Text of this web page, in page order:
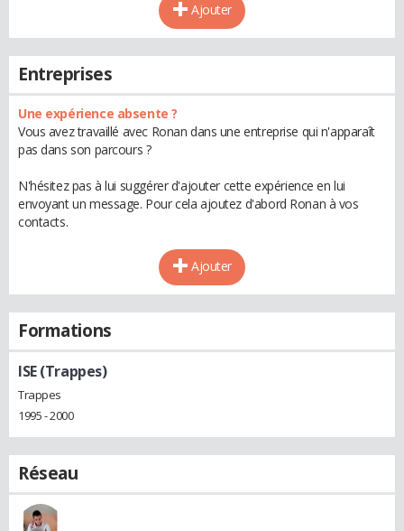
Ajouter
Entreprises
Une expérience absente ?
Vous avez travaillé avec Ronan dans une entreprise qui n'apparaît
pas dans son parcours ?
N'hésitez pas à lui suggérer d'ajouter cette expérience en lui
envoyant un message. Pour cela ajoutez d'abord Ronan à vos
contacts.
Ajouter
Formations
ISE (Trappes)
Trappes
1995 - 2000
Réseau